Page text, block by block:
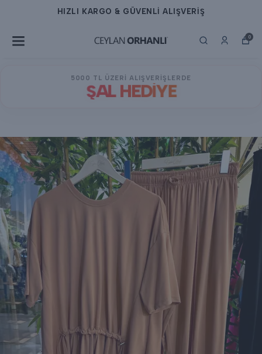
HIZLI KARGO & GÜVENLİ ALIŞVERİŞ
0
5000 TL ÜZERİ ALIŞVERİŞLERDE
ŞAL HEDİYE